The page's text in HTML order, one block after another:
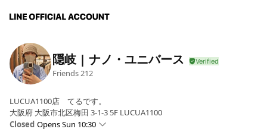
隠岐 | ナノ・ユニバース
Friends 212
LUCUA1100店 てるです。
大阪府 大阪市北区梅田 3-1-3 5F LUCUA1100
Closed Opens Sun 10:30